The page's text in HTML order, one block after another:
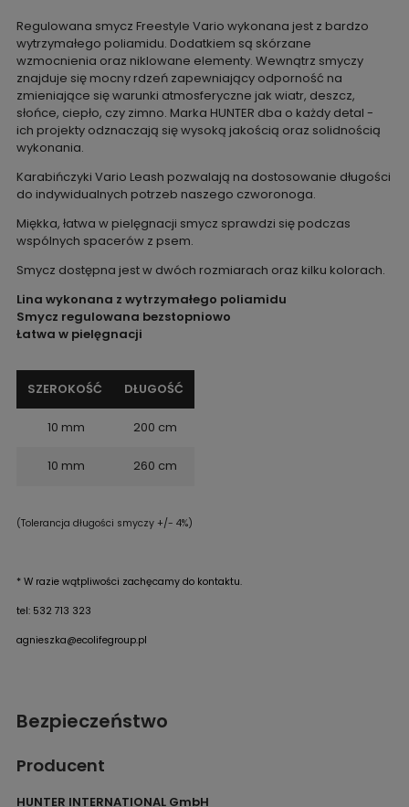
Regulowana smycz Freestyle Vario wykonana jest z bardzo
wytrzymałego poliamidu. Dodatkiem są skórzane
wzmocnienia oraz niklowane elementy. Wewnątrz smyczy
znajduje się mocny rdzeń zapewniający odporność na
zmieniające się warunki atmosferyczne jak wiatr, deszcz,
słońce, ciepło, czy zimno. Marka HUNTER dba o każdy detal -
ich projekty odznaczają się wysoką jakością oraz solidnością
wykonania.
Karabińczyki Vario Leash pozwalają na dostosowanie długości
do indywidualnych potrzeb naszego czworonoga.
Miękka, łatwa w pielęgnacji smycz sprawdzi się podczas
wspólnych spacerów z psem.
Smycz dostępna jest w dwóch rozmiarach oraz kilku kolorach.
Lina wykonana z wytrzymałego poliamidu
Smycz regulowana bezstopniowo
Łatwa w pielęgnacji
SZEROKOŚĆ DŁUGOŚĆ
10 mm 200 cm
10 mm 260 cm
(Tolerancja długości smyczy +/- 4%)
* W razie wątpliwości zachęcamy do kontaktu.
tel: 532 713 323
agnieszka@ecolifegroup.pl
Bezpieczeństwo
Producent
HUNTER INTERNATIONAL GmbH